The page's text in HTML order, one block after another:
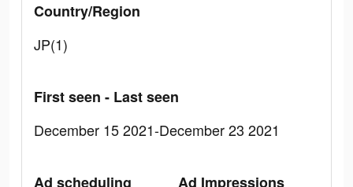
Country/Region
JP(1)
First seen - Last seen
December 15 2021-December 23 2021
Ad scheduling
Ad Impressions